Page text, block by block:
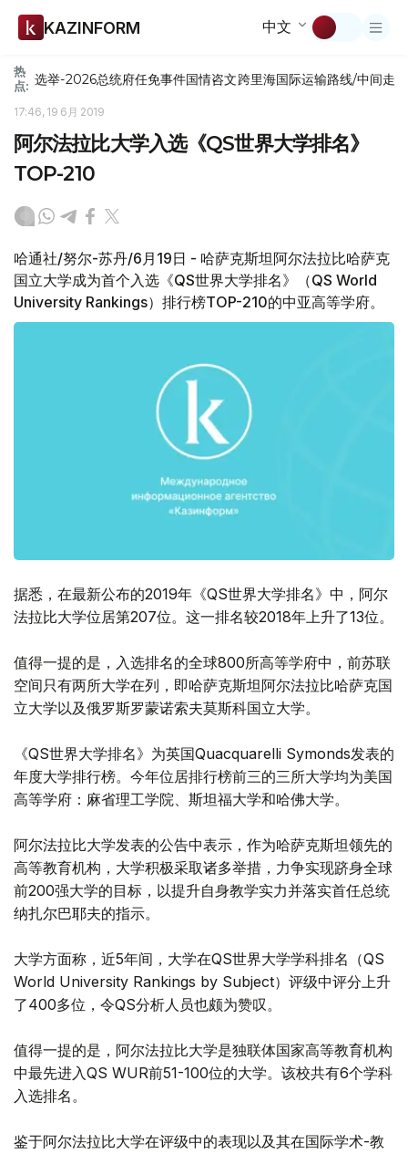
KAZINFORM 中文
热
点: 选举-2026总统府任免事件国情咨文跨里海国际运输路线/中间走廊
17:46, 19 6月 2019
阿尔法拉比大学入选《QS世界大学排名》
TOP-210
哈通社/努尔-苏丹/6月19日 - 哈萨克斯坦阿尔法拉比哈萨克
国立大学成为首个入选《QS世界大学排名》（QS World
University Rankings）排行榜TOP-210的中亚高等学府。
据悉，在最新公布的2019年《QS世界大学排名》中，阿尔
法拉比大学位居第207位。这一排名较2018年上升了13位。
值得一提的是，入选排名的全球800所高等学府中，前苏联
空间只有两所大学在列，即哈萨克斯坦阿尔法拉比哈萨克国
立大学以及俄罗斯罗蒙诺索夫莫斯科国立大学。
《QS世界大学排名》为英国Quacquarelli Symonds发表的
年度大学排行榜。今年位居排行榜前三的三所大学均为美国
高等学府：麻省理工学院、斯坦福大学和哈佛大学。
阿尔法拉比大学发表的公告中表示，作为哈萨克斯坦领先的
高等教育机构，大学积极采取诸多举措，力争实现跻身全球
前200强大学的目标，以提升自身教学实力并落实首任总统
纳扎尔巴耶夫的指示。
大学方面称，近5年间，大学在QS世界大学学科排名（QS
World University Rankings by Subject）评级中评分上升
了400多位，令QS分析人员也颇为赞叹。
值得一提的是，阿尔法拉比大学是独联体国家高等教育机构
中最先进入QS WUR前51-100位的大学。该校共有6个学科
入选排名。
鉴于阿尔法拉比大学在评级中的表现以及其在国际学术-教